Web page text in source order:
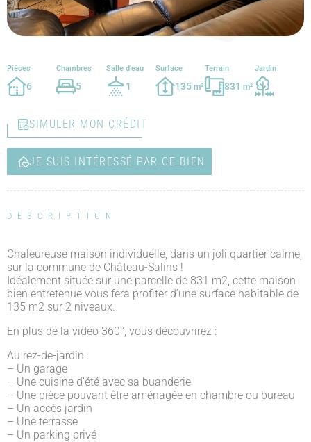
Pièces
6
Chambres
5
Salle d'eau
1
Surface
135 m²
Terrain
831m²
Jardin
SIMULER MON CRÉDIT
JE SUIS INTÉRESSÉ PAR CE BIEN
DESCRIPTION
Chaleureuse maison individuelle, dans un joli quartier calme,
sur la commune de Château-Salins !
Idéalement située sur une parcelle de 831 m2, cette maison
bien entretenue vous fera profiter d’une surface habitable de
135 m2 sur 2 niveaux.
En plus de la vidéo 360°, vous découvrirez :
Au rez-de-jardin :
– Un garage
– Une cuisine d’été avec sa buanderie
– Une pièce pouvant être aménagée en chambre ou bureau
– Un accès jardin
– Une terrasse
– Un parking privé